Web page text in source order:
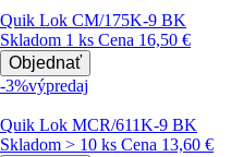
Quik Lok CM/175K-9 BK
Skladom 1 ks Cena 16,50 €
Objednať
-3%výpredaj
Quik Lok MCR/611K-9 BK
Skladom > 10 ks Cena 13,60 €